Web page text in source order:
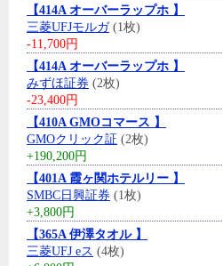
【414A オーバーラップホ 】
三菱UFJモルガ(1枚)
-11,700円
【414A オーバーラップホ 】
みずほ証券 (2枚)
-23,400円
【410A GMOコマース 】
GMOクリック証 (2枚)
+190,200円
【401A 霞ヶ関ホテルリー 】
SMBC日興証券 (1枚)
+3,800円
【365A 伊澤タオル 】
三菱UFJ eス (4枚)